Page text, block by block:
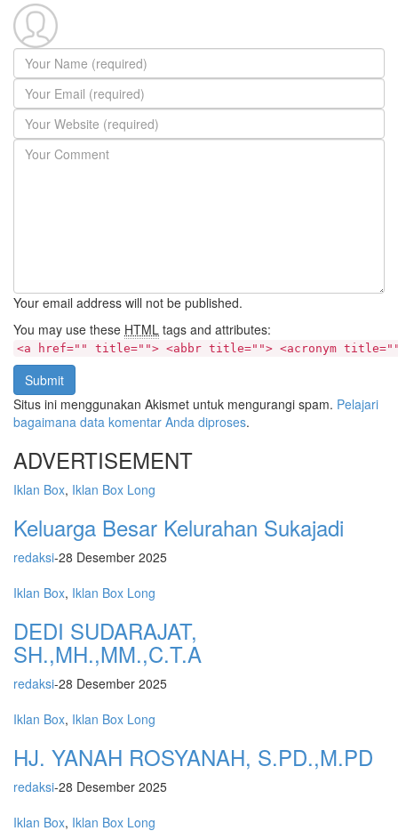
Your email address will not be published.
You may use these HTML tags and attributes:
<a href="" title=""> <abbr title=""> <acronym title="">
Submit
Situs ini menggunakan Akismet untuk mengurangi spam. Pelajari
bagaimana data komentar Anda diproses.
ADVERTISEMENT
Iklan Box, Iklan Box Long
Keluarga Besar Kelurahan Sukajadi
redaksi-28 Desember 2025
Iklan Box, Iklan Box Long
DEDI SUDARAJAT,
SH.,MH.,MM.,C.T.A
redaksi-28 Desember 2025
Iklan Box, Iklan Box Long
HJ. YANAH ROSYANAH, S.PD.,M.PD
redaksi-28 Desember 2025
Iklan Box, Iklan Box Long